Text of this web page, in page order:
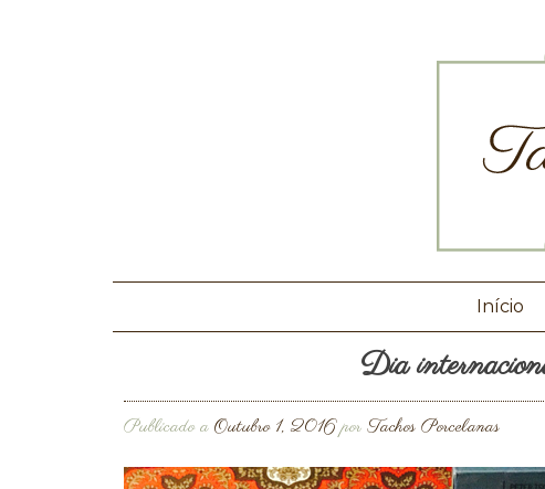
Início
Dia
Publicado a Outubro 1, 2016por Tachos Porcelanas